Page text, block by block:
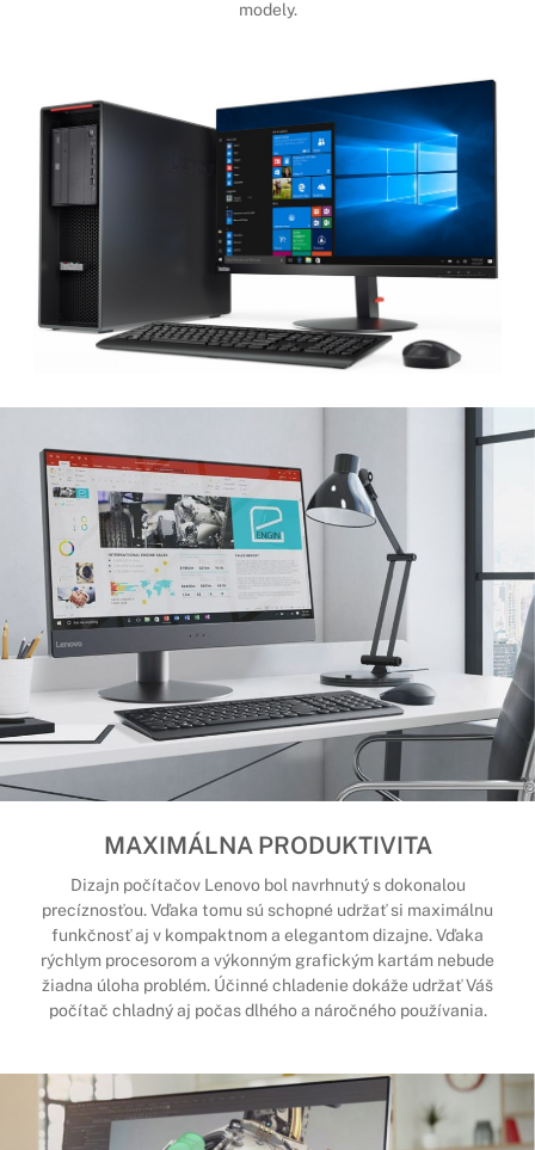
modely.
MAXIMÁLNA PRODUKTIVITA
Dizajn počítačov Lenovo bol navrhnutý s dokonalou
precíznosťou. Vďaka tomu sú schopné udržať si maximálnu
funkčnosť aj v kompaktnom a elegantom dizajne. Vďaka
rýchlym procesorom a výkonným grafickým kartám nebude
žiadna úloha problém. Účinné chladenie dokáže udržať Váš
počítač chladný aj počas dlhého a náročného používania.